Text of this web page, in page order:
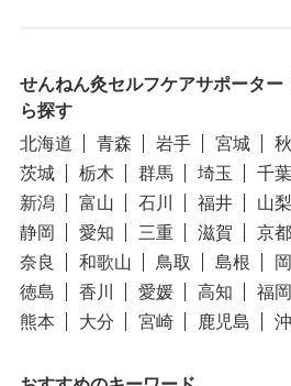
せんねん灸セルフケアサポーター
ら探す
北海道
青森 岩手 宮城
茨城
栃木 群馬 埼玉 千葉
新潟
富山 石川 福井 山梨
静岡
愛知 三重 滋賀 京都
奈良
和歌山 鳥取 島根
徳島
香川 愛媛 高知 福岡
熊本
大分 宮崎 鹿児島